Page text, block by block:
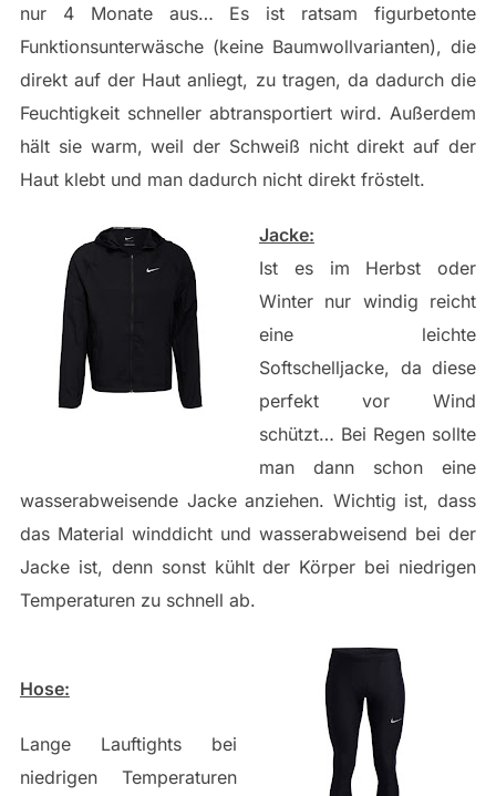
nur 4 Monate aus… Es ist ratsam figurbetonte
Funktionsunterwäsche (keine Baumwollvarianten), die
direkt auf der Haut anliegt, zu tragen, da dadurch die
Feuchtigkeit schneller abtransportiert wird. Außerdem
hält sie warm, weil der Schweiß nicht direkt auf der
Haut klebt und man dadurch nicht direkt fröstelt.
Jacke:
Ist es im Herbst oder
Winter nur windig reicht
eine leichte
Softschelljacke, da diese
perfekt vor Wind
schützt… Bei Regen sollte
man dann schon eine
wasserabweisende Jacke anziehen. Wichtig ist, dass
das Material winddicht und wasserabweisend bei der
Jacke ist, denn sonst kühlt der Körper bei niedrigen
Temperaturen zu schnell ab.
Hose:
Lange Lauftights bei
niedrigen Temperaturen